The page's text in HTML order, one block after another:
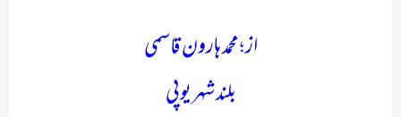
از ؛ محمد ہارون قاسمی
بلند شہر یوپی